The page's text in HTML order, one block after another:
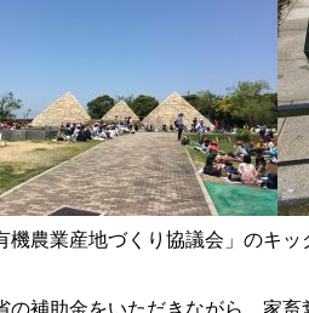
機農業産地づくり協議会」のキ
の補助金をいただきながら、家